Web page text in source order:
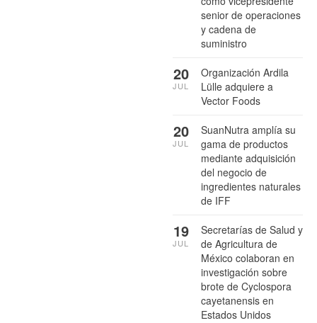
senior de operaciones
y cadena de
suministro
Organización Ardila
Lülle adquiere a
Vector Foods
20
JUL
SuanNutra amplía su
gama de productos
mediante adquisición
del negocio de
ingredientes naturales
de IFF
20
JUL
Secretarías de Salud y
de Agricultura de
México colaboran en
investigación sobre
brote de Cyclospora
cayetanensis en
Estados Unidos
19
JUL